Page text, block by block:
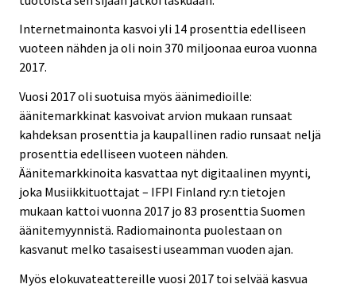
Internetmainonta kasvoi yli 14 prosenttia edelliseen
vuoteen nähden ja oli noin 370 miljoonaa euroa vuonna
2017.
Vuosi 2017 oli suotuisa myös äänimedioille:
äänitemarkkinat kasvoivat arvion mukaan runsaat
kahdeksan prosenttia ja kaupallinen radio runsaat neljä
prosenttia edelliseen vuoteen nähden.
Äänitemarkkinoita kasvattaa nyt digitaalinen myynti,
joka Musiikkituottajat – IFPI Finland ry:n tietojen
mukaan kattoi vuonna 2017 jo 83 prosenttia Suomen
äänitemyynnistä. Radiomainonta puolestaan on
kasvanut melko tasaisesti useamman vuoden ajan.
Myös elokuvateattereille vuosi 2017 toi selvää kasvua